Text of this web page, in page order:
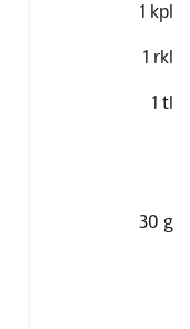
1 kpl
1 rkl
1 tl
30 g